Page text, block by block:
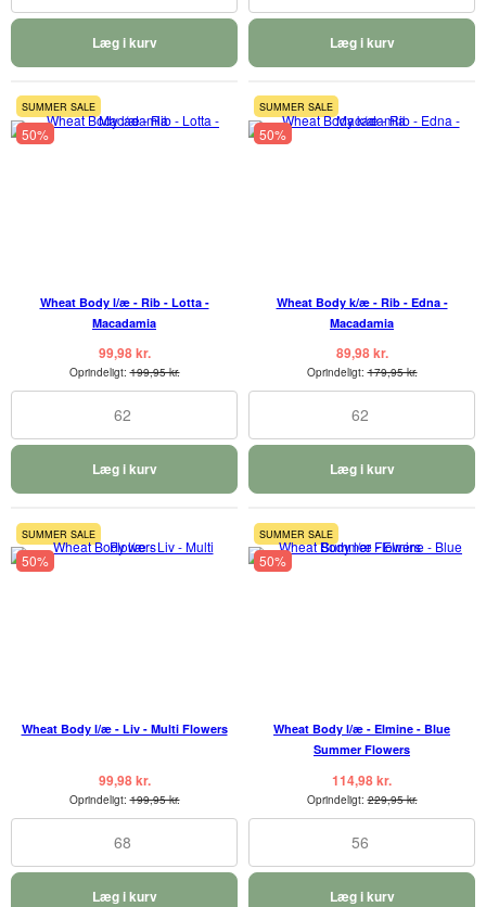
Læg i kurv Læg i kurv
SUMMER SALE
50%
Wheat Body l/æ - Rib - Lotta -
Macadamia
99,98 kr.
Oprindeligt:199,95 kr.
62
Læg i kurv
SUMMER SALE
50%
Wheat Body k/æ - Rib - Edna -
Macadamia
89,98 kr.
Oprindeligt:179,95 kr.
62
Læg i kurv
SUMMER SALE
50%
Wheat Body l/æ - Liv - Multi Flowers
99,98 kr.
Oprindeligt:199,95 kr.
68
Læg i kurv
SUMMER SALE
50%
Wheat Body l/æ - Elmine - Blue
Summer Flowers
114,98 kr.
Oprindeligt:229,95 kr.
56
Læg i kurv